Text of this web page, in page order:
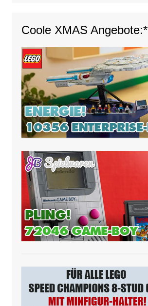
Coole XMAS Angebote:*